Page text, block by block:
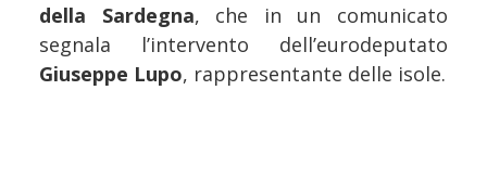
della Sardegna, che in un comunicato
segnala l’intervento dell’eurodeputato
Giuseppe Lupo, rappresentante delle isole.